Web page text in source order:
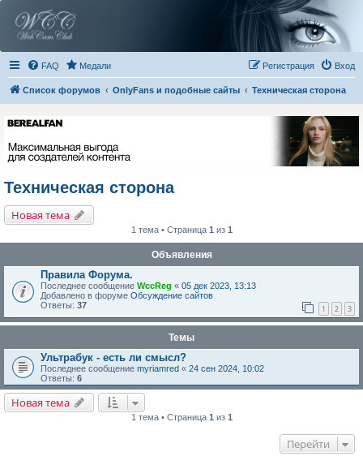
FAQ Медали Вход
Регистрация
Список форумов OnlyFans и подобные сайты Техническая сторона
Техническая сторона
Новая тема
1 тема • Страница 1 из 1
Объявления
Правила Форума.
Последнее сообщение WccReg « 05 дек 2023, 13:13
Добавлено в форуме Обсуждение сайтов
Ответы: 37 1 2 3
Темы
Ультрабук - есть ли смысл?
Последнее сообщение myriamred « 24 сен 2024, 10:02
Ответы: 6
Новая тема
1 тема • Страница 1из 1
Перейти